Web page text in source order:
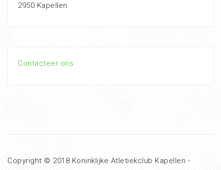
2950 Kapellen
Contacteer ons
Copyright © 2018 Koninklijke Atletiekclub Kapellen -